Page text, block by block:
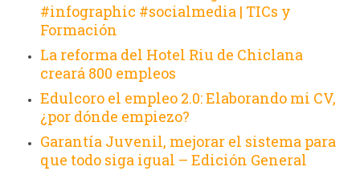
#infographic #socialmedia | TICs y
Formación
La reforma del Hotel Riu de Chiclana
creará 800 empleos
Edulcoro el empleo 2.0: Elaborando mi CV,
¿por dónde empiezo?
Garantía Juvenil, mejorar el sistema para
que todo siga igual – Edición General